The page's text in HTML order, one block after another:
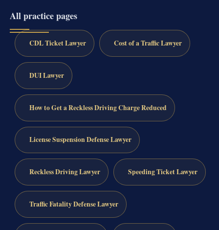
All practice pages
CDL Ticket Lawyer Cost of a Traffic Lawyer
DUI Lawyer
How to Get a Reckless Driving Charge Reduced
License Suspension Defense Lawyer
Reckless Driving Lawyer Speeding Ticket Lawyer
Traffic Fatality Defense Lawyer